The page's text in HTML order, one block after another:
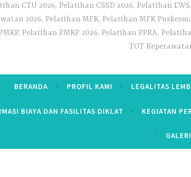
CTU 2026, Pelatihan CSSD 2026, Pelatihan
2026, Pelatihan MFK, Pelatihan MFK
Pelatihan PMKP 2026, Pelatihan PPRA,
TOT
BERANDA PROFIL KAMI LEGALITAS
BIAYA DAN FASILITAS DIKLAT KEGIATAN